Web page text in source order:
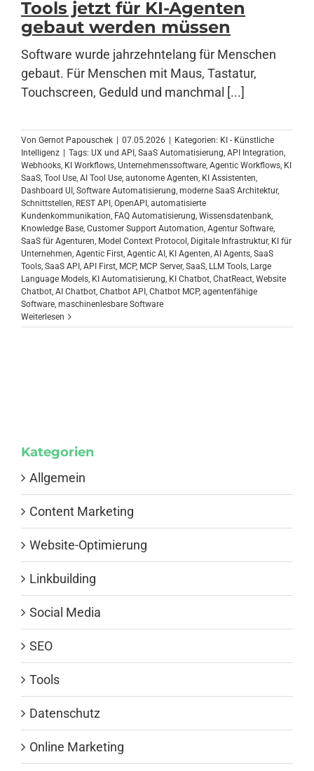
Tools jetzt für KI-Agenten
gebaut werden müssen
Software wurde jahrzehntelang für Menschen
gebaut. Für Menschen mit Maus, Tastatur,
Touchscreen, Geduld und manchmal [...]
Von Gernot Papouschek 07.05.2026 Kategorien: KI - Künstliche
Intelligenz
Tags: UX und API , SaaS Automatisierung, API Integration,
Webhooks, KI Workflows, Unternehmenssoftware, Agentic Workflows, KI
SaaS, Tool Use, AI Tool Use, autonome Agenten, KI Assistenten,
Dashboard UI , Software Automatisierung, moderne SaaS Architektur,
Schnittstellen, REST API , OpenAPI , automatisierte
Kundenkommunikation, FAQ Automatisierung, Wissensdatenbank,
Knowledge Base, Customer Support Automation, Agentur Software,
SaaS für Agenturen, Model Context Protocol , Digitale Infrastruktur, KI für
Unternehmen, Agentic First, Agentic AI , KI Agenten, AI Agents, SaaS
Tools, SaaS API , API First, MCP, MCP Server, SaaS, LLM Tools, Large
Language Models, KI Automatisierung, KI Chatbot, ChatReact, Website
Chatbot, AI Chatbot, Chatbot API , Chatbot MCP, agentenfähige
Software, maschinenlesbare Software
Weiterlesen
Kategorien
Allgemein
Content Marketing
Website-Optimierung
Linkbuilding
Social Media
SEO
Tools
Datenschutz
Online Marketing